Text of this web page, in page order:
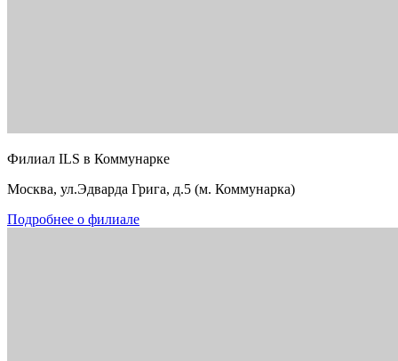
Филиал ILS в Коммунарке
Москва, ул.Эдварда Грига, д.5 (м. Коммунарка)
Подробнее о филиале